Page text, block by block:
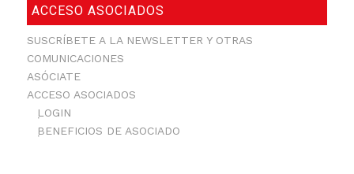
ACCESO ASOCIADOS
SUSCRÍBETE A LA NEWSLETTER Y OTRAS
COMUNICACIONES
ASÓCIATE
ACCESO ASOCIADOS
LOGIN
BENEFICIOS DE ASOCIADO